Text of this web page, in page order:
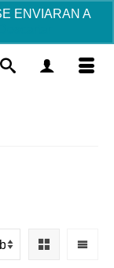
ENVIARAN A
Catequista